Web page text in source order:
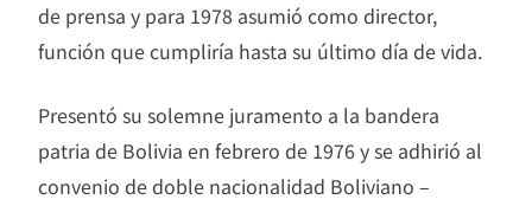
de prensa y para 1978 asumió como director,
función que cumpliría hasta su último día de vida.
Presentó su solemne juramento a la bandera
patria de Bolivia en febrero de 1976 y se adhirió al
convenio de doble nacionalidad Boliviano –